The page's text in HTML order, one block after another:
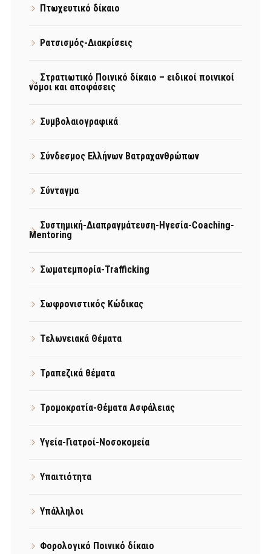
Πτωχευτικό δίκαιο
Ρατσισμός-Διακρίσεις
Στρατιωτικό Ποινικό δίκαιο – ειδικοί ποινικοί
νόμοι και αποφάσεις
Συμβολαιογραφικά
Σύνδεσμος Ελλήνων Βατραχανθρώπων
Σύνταγμα
Συστημική-Διαπραγμάτευση-Ηγεσία-Coaching-
Mentoring
Σωματεμπορία-Trafficking
Σωφρονιστικός Κώδικας
Τελωνειακά Θέματα
Τραπεζικά θέματα
Τρομοκρατία-Θέματα Ασφάλειας
Υγεία-Γιατροί-Νοσοκομεία
Υπαιτιότητα
Υπάλληλοι
Φορολογικό Ποινικό δίκαιο